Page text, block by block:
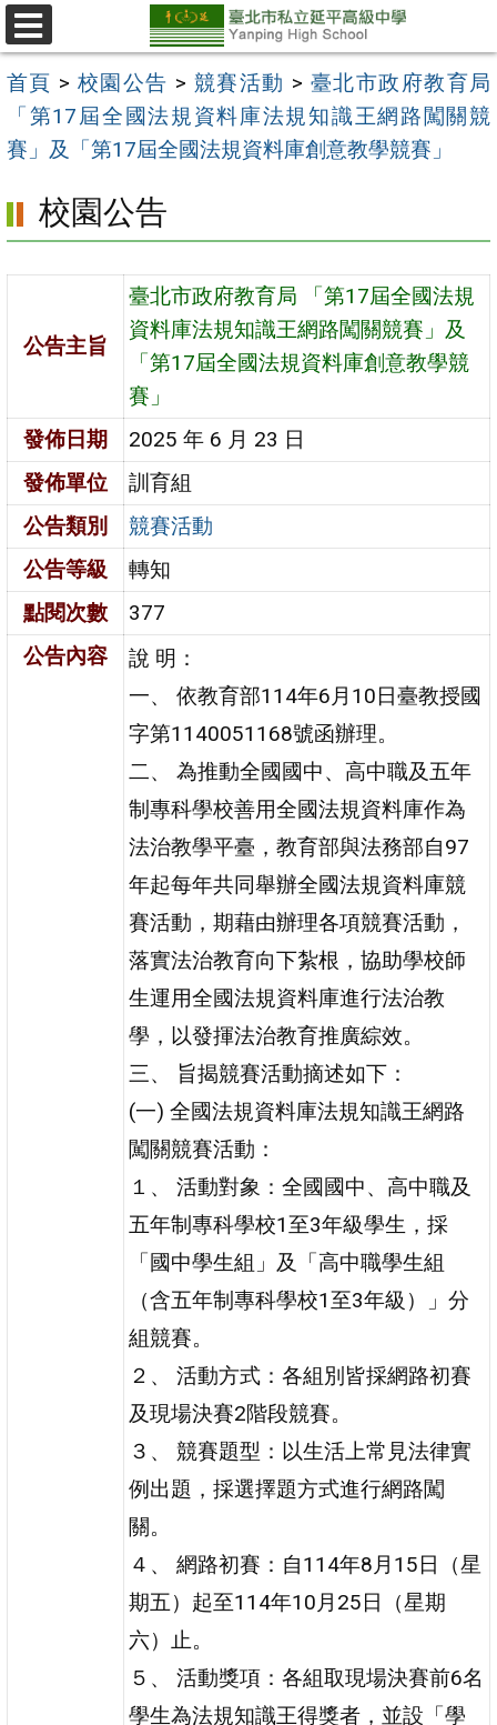
跳
至
主
要
內
選
單
首頁 > 校園公告 > 競賽活動 > 臺北市政府教育局
「第17屆全國法規資料庫法規知識王網路闖關競
賽」及「第17屆全國法規資料庫創意教學競賽」
校園公告
公告主旨
臺北市政府教育局 「第17屆全國法規
資料庫法規知識王網路闖關競賽」及
「第17屆全國法規資料庫創意教學競
賽」
發佈日期
2025 年 6 月 23 日
發佈單位
訓育組
公告類別
競賽活動
公告等級
轉知
點閱次數
377
公告內容
說 明：
一、 依教育部114年6月10日臺教授國
字第1140051168號函辦理。
二、 為推動全國國中、高中職及五年
制專科學校善用全國法規資料庫作為
法治教學平臺，教育部與法務部自97
年起每年共同舉辦全國法規資料庫競
賽活動，期藉由辦理各項競賽活動，
落實法治教育向下紮根，協助學校師
生運用全國法規資料庫進行法治教
學，以發揮法治教育推廣綜效。
三、 旨揭競賽活動摘述如下：
(一) 全國法規資料庫法規知識王網路
闖關競賽活動：
１、 活動對象：全國國中、高中職及
五年制專科學校1至3年級學生，採
「國中學生組」及「高中職學生組
（含五年制專科學校1至3年級）」分
組競賽。
２、 活動方式：各組別皆採網路初賽
及現場決賽2階段競賽。
３、 競賽題型：以生活上常見法律實
例出題，採選擇題方式進行網路闖
關。
４、 網路初賽：自114年8月15日（星
期五）起至114年10月25日（星期
六）止。
５、 活動獎項：各組取現場決賽前6名
學生為法規知識王得獎者，並設「學